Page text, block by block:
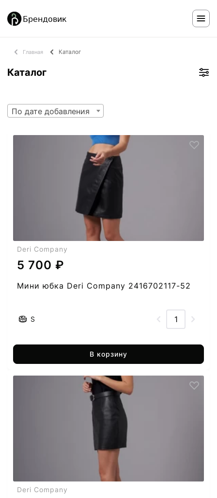
Главная Каталог
Каталог
По дате добавления
Deri Company
5 700 ₽
Мини юбка Deri Company 2416702117-52
S
В корзину
Deri Company